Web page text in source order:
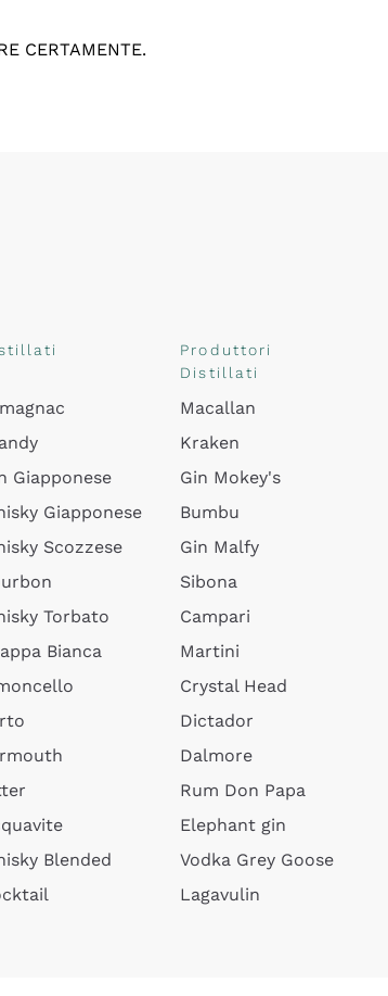
CERTAMENTE.
Giapponese
Giapponese
Scozzese
Torbato
Bianca
Blended
Produttori
Distillati
Macallan
Kraken
Gin Mokey's
Bumbu
Gin Malfy
Sibona
Campari
Martini
Crystal Head
Dictador
Dalmore
Rum Don Papa
Elephant gin
Vodka Grey Goose
Lagavulin